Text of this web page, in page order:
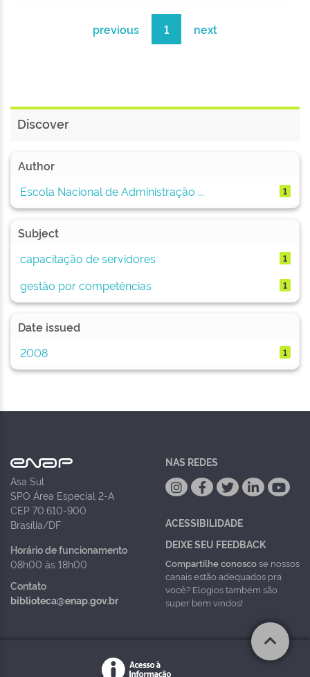
previous 1 next
Discover
Author
Escola Nacional de Administração ...
1
Subject
capacitação de servidores
1
gestão por competências 1
Date issued
2008
1
Asa Sul
SPO Área Especial 2-A
CEP 70.610-900
Brasília/DF
Horário de funcionamento
08h00 às 18h00
Contato
biblioteca@enap.gov.br
NAS REDES
ACESSIBILIDADE
DEIXE SEU FEEDBACK
Compartilhe conoscose nossos
canais estão adequados pra
você? Elogios também são
super bem vindos!